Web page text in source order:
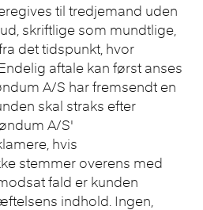
til tredjemand uden
skriftlige som mundtlige,
det tidspunkt, hvor
aftale kan først anses
A/S har fremsendt en
skal straks efter
A/S'
hvis
stemmer overens med
fald er kunden
indhold. Ingen,